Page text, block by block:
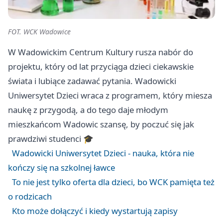
FOT. WCK Wadowice
W Wadowickim Centrum Kultury rusza nabór do
projektu, który od lat przyciąga dzieci ciekawskie
świata i lubiące zadawać pytania. Wadowicki
Uniwersytet Dzieci wraca z programem, który miesza
naukę z przygodą, a do tego daje młodym
mieszkańcom Wadowic szansę, by poczuć się jak
prawdziwi studenci 🎓
Wadowicki Uniwersytet Dzieci - nauka, która nie
kończy się na szkolnej ławce
To nie jest tylko oferta dla dzieci, bo WCK pamięta też
o rodzicach
Kto może dołączyć i kiedy wystartują zapisy